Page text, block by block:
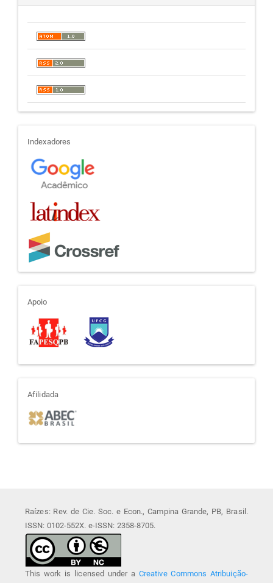
indexadores
Indexadores
apoio
Apoio
afiliada
Afilidada
Raízes: Rev. de Cie. Soc. e Econ., Campina Grande, PB, Brasil.
ISSN: 0102-552X. e-ISSN: 2358-8705.
This work is licensed under a Creative Commons Atribuição-